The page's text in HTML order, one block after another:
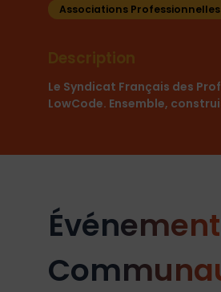
Associations Professionnelles
Description
Le Syndicat Français des
LowCode. Ensemble,